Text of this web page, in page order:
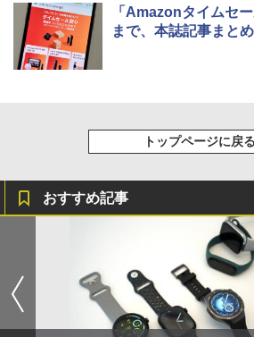
「Amazonタイムセ
まで、本誌記事まとめ
トップページに戻る
おすすめ記事